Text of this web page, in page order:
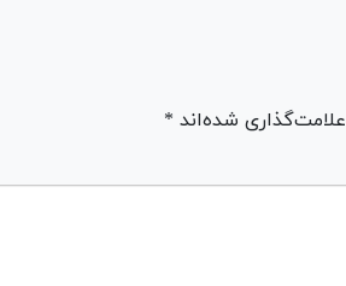
شده‌اند *